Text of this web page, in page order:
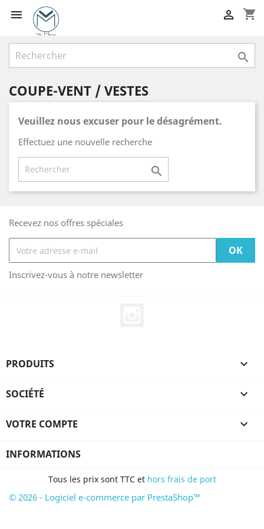
 shopping_cart


COUPE-VENT / VESTES
Veuillez nous excuser pour le désagrément.
Effectuez une nouvelle recherche

Recevez nos offres spéciales
Inscrivez-vous à notre newsletter
PRODUITS 
SOCIÉTÉ 
VOTRE COMPTE 
INFORMATIONS
Tous les prix sont TTC et hors frais de port
© 2026 - Logiciel e-commerce par PrestaShop™